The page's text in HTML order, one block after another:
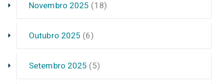
Novembro 2025 (18)
Outubro 2025 (6)
Setembro 2025 (5)